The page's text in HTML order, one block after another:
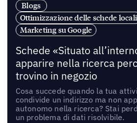
Blogs
Ottimizzazione delle schede locali
Marketing su Google
Schede «Situato
apparire nella ricerca
trovino in negozio
Cosa succede quando la tua
condivide un indirizzo ma non
autonomo nella ricerca? Stai
un problema di dati risolvibile.